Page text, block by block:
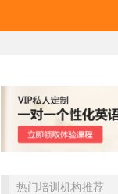
热门培训机构推荐